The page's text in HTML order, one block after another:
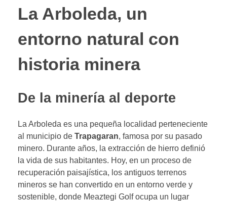
La Arboleda, un
entorno natural con
historia minera
De la minería al deporte
La Arboleda es una pequeña localidad perteneciente
al municipio de Trapagaran, famosa por su pasado
minero. Durante años, la extracción de hierro definió
la vida de sus habitantes. Hoy, en un proceso de
recuperación paisajística, los antiguos terrenos
mineros se han convertido en un entorno verde y
sostenible, donde Meaztegi Golf ocupa un lugar